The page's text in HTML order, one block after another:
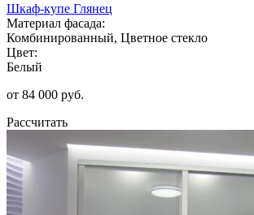
Шкаф-купе Глянец
Материал фасада:
Комбинированный, Цветное стекло
Цвет:
Белый
от 84 000 руб.
Рассчитать